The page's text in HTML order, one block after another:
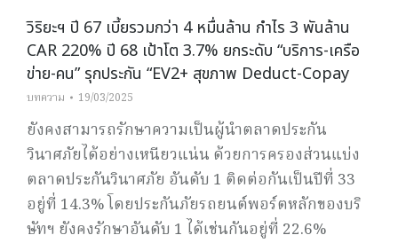
วิริยะฯ ปี 67 เบี้ยรวมกว่า 4 หมื่นล้าน กำไร 3 พันล้าน
CAR 220% ปี 68 เป้าโต 3.7% ยกระดับ “บริการ-เครือ
ข่าย-คน” รุกประกัน “EV2+ สุขภาพ Deduct-Copay
บทความ 19/03/2025
ยังคงสามารถรักษาความเป็นผู้นำตลาดประกัน
วินาศภัยได้อย่างเหนียวแน่น ด้วยการครองส่วนแบ่ง
ตลาดประกันวินาศภัย อันดับ 1 ติดต่อกันเป็นปีที่ 33
อยู่ที่ 14.3% โดยประกันภัยรถยนต์พอร์ตหลักของบริ
ษัทฯ ยังคงรักษาอันดับ 1 ได้เช่นกันอยู่ที่ 22.6%